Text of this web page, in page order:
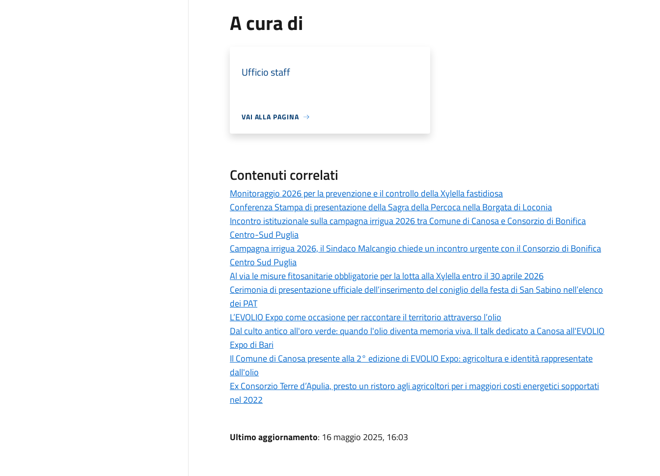
A cura di
Ufficio staff
VAI ALLA PAGINA
Contenuti correlati
Monitoraggio 2026 per la prevenzione e il controllo della Xylella fastidiosa
Conferenza Stampa di presentazione della Sagra della Percoca nella Borgata di Loconia
Incontro istituzionale sulla campagna irrigua 2026 tra Comune di Canosa e Consorzio di Bonifica
Centro-Sud Puglia
Campagna irrigua 2026, il Sindaco Malcangio chiede un incontro urgente con il Consorzio di Bonifica
Centro Sud Puglia
Al via le misure fitosanitarie obbligatorie per la lotta alla Xylella entro il 30 aprile 2026
Cerimonia di presentazione ufficiale dell’inserimento del coniglio della festa di San Sabino nell’elenco
dei PAT
L’EVOLIO Expo come occasione per raccontare il territorio attraverso l’olio
Dal culto antico all'oro verde: quando l'olio diventa memoria viva. Il talk dedicato a Canosa all'EVOLIO
Expo di Bari
Il Comune di Canosa presente alla 2° edizione di EVOLIO Expo: agricoltura e identità rappresentate
dall'olio
Ex Consorzio Terre d’Apulia, presto un ristoro agli agricoltori per i maggiori costi energetici sopportati
nel 2022
Ultimo aggiornamento: 16 maggio 2025, 16:03